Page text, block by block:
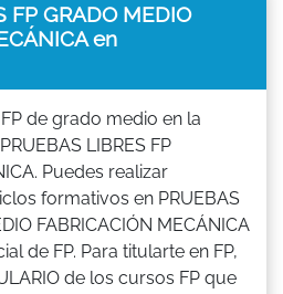
FP GRADO MEDIO
en
de grado medio en la
LIBRES FP
Puedes realizar
formativos en PRUEBAS
FABRICACIÓN MECÁNICA
de FP. Para titularte en FP,
de los cursos FP que